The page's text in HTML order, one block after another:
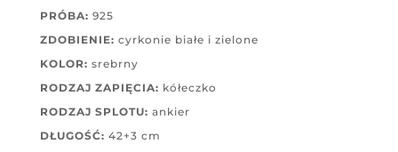
PRÓBA: 925
ZDOBIENIE: cyrkonie białe i zielone
KOLOR: srebrny
RODZAJ ZAPIĘCIA: kółeczko
RODZAJ SPLOTU: ankier
DŁUGOŚĆ: 42+3 cm